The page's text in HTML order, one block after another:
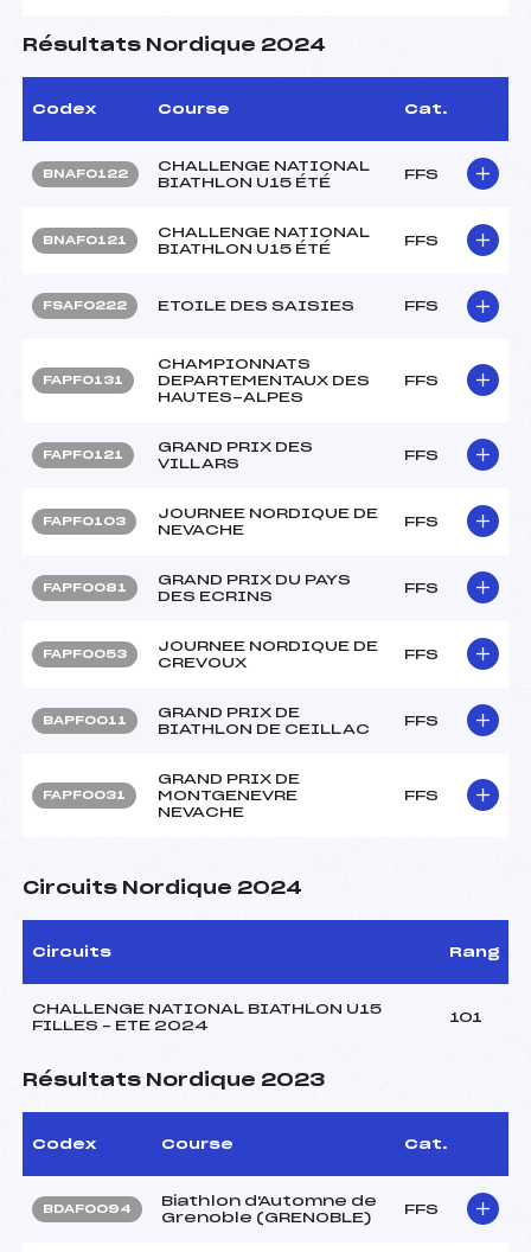
Résultats Nordique 2024
Codex Course Cat.
BNAF0122
CHALLENGE NATIONAL
BIATHLON U15 ÉTÉ
FFS
BNAF0121
CHALLENGE NATIONAL
BIATHLON U15 ÉTÉ
FFS
FSAF0222 ETOILE DES SAISIES FFS
FAPF0131
CHAMPIONNATS
DEPARTEMENTAUX DES
HAUTES-ALPES
FFS
FAPF0121
GRAND PRIX DES
VILLARS
FFS
FAPF0103
JOURNEE NORDIQUE DE
NEVACHE
FFS
FAPF0081
GRAND PRIX DU PAYS
DES ECRINS
FFS
FAPF0053
JOURNEE NORDIQUE DE
CREVOUX
FFS
BAPF0011
GRAND PRIX DE
BIATHLON DE CEILLAC
FFS
FAPF0031
GRAND PRIX DE
MONTGENEVRE
NEVACHE
FFS
Circuits Nordique 2024
Circuits Rang
CHALLENGE NATIONAL BIATHLON U15
FILLES – ETE 2024
101
Résultats Nordique 2023
Codex Course Cat.
BDAF0094
Biathlon d'Automne de
Grenoble (GRENOBLE)
FFS